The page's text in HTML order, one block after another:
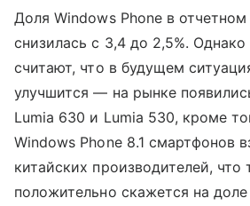
Доля Windows Phone в отчетном
снизилась с 3,4 до 2,5%. Однако
считают, что в будущем
улучшится — на рынке
Lumia 630 и Lumia 530, кроме
Windows Phone 8.1 смартфонов
китайских производителей, что
положительно скажется на